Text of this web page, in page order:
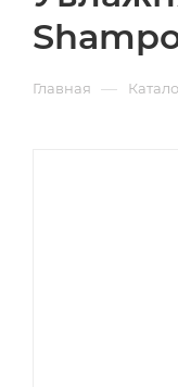
Главная —